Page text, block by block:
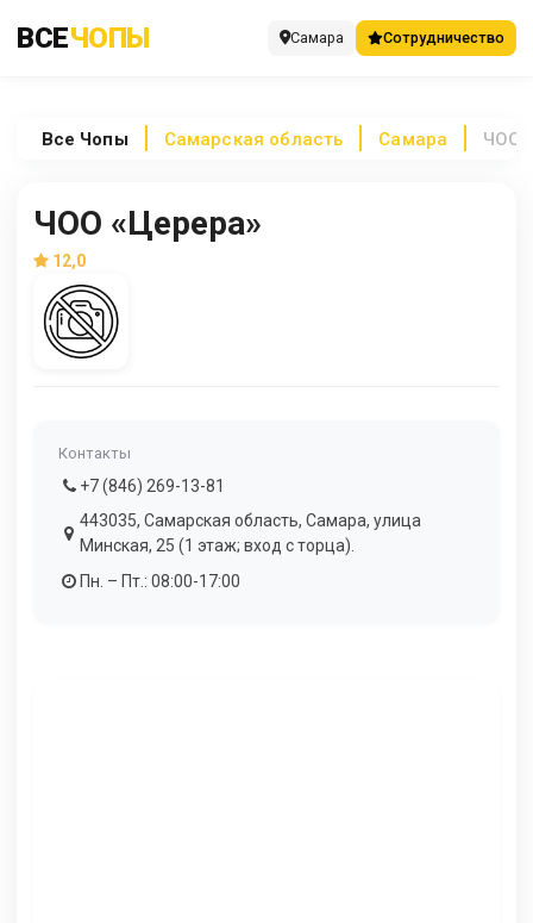
ВСЕЧОПЫ Самара Сотрудничество
Все Чопы Самарская область Самара ЧОО
ЧОО «Церера»
12,0
Контакты
+7 (846) 269-13-81
443035, Самарская область, Самара, улица
Минская, 25 (1 этаж; вход с торца).
Пн. – Пт.: 08:00-17:00